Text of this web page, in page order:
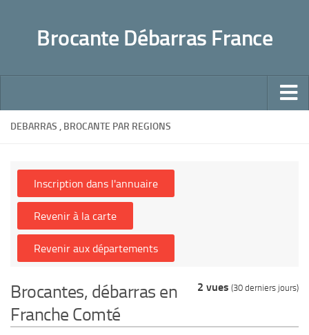
Brocante Débarras France
Accueil
Pratique
Déchetteries
Dons, Associations caritatives
Succession mode d’emploi
Faites-le vous même !
Le marché du mobilier d’occasion
DEBARRAS , BROCANTE PAR REGIONS
2 vues (30 derniers jours)
Brocantes, débarras en
Franche Comté